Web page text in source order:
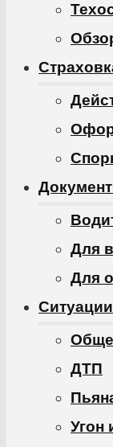
Для
Для
Ситуации
ДТП
Угон